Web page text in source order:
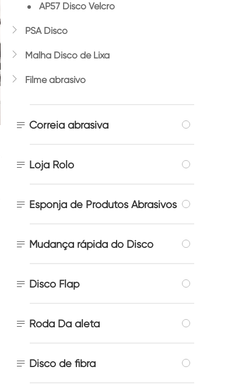
AP57 Disco Velcro
 PSA Disco
 Malha Disco de Lixa
 Filme abrasivo
 Correia abrasiva
 Loja Rolo
 Esponja de Produtos Abrasivos
 Mudança rápida do Disco
 Disco Flap
 Roda Da aleta
 Disco de fibra